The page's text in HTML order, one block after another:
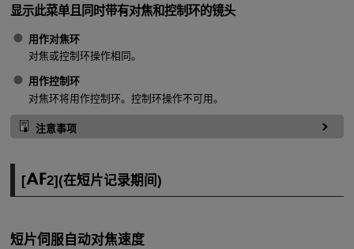
显示此菜单且同时带有对焦和控制环的镜头
用作对焦环
对焦或控制环操作相同。
用作控制环
对焦环将用作控制环。控制环操作不可用。
注意事项
[ 2](在短片记录期间)
短片伺服自动对焦速度